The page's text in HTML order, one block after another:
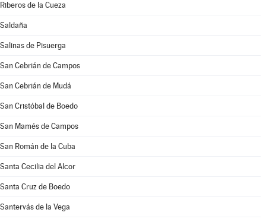
Riberos de la Cueza
Saldaña
Salinas de Pisuerga
San Cebrián de Campos
San Cebrián de Mudá
San Cristóbal de Boedo
San Mamés de Campos
San Román de la Cuba
Santa Cecilia del Alcor
Santa Cruz de Boedo
Santervás de la Vega